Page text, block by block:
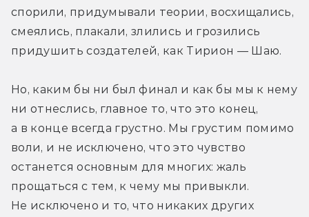
спорили, придумывали теории, восхищались,
смеялись, плакали, злились и грозились
придушить создателей, как Тирион — Шаю.
Но, каким бы ни был финал и как бы мы к нему
ни отнеслись, главное то, что это конец,
а в конце всегда грустно. Мы грустим помимо
воли, и не исключено, что это чувство
останется основным для многих: жаль
прощаться с тем, к чему мы привыкли.
Не исключено и то, что никаких других